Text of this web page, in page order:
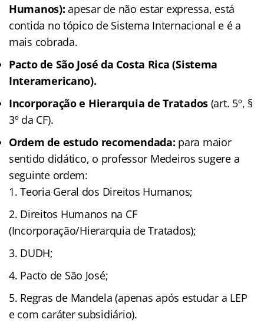
Humanos): apesar de não estar expressa, está
contida no tópico de Sistema Internacional e é a
mais cobrada.
Pacto de São José da Costa Rica (Sistema
Interamericano).
Incorporação e Hierarquia de Tratados (art. 5º, §
3º da CF).
Ordem de estudo recomendada: para maior
sentido didático, o professor Medeiros sugere a
seguinte ordem:
Teoria Geral dos Direitos Humanos;
Direitos Humanos na CF
(Incorporação/Hierarquia de Tratados);
DUDH;
Pacto de São José;
Regras de Mandela (apenas após estudar a LEP
e com caráter subsidiário).